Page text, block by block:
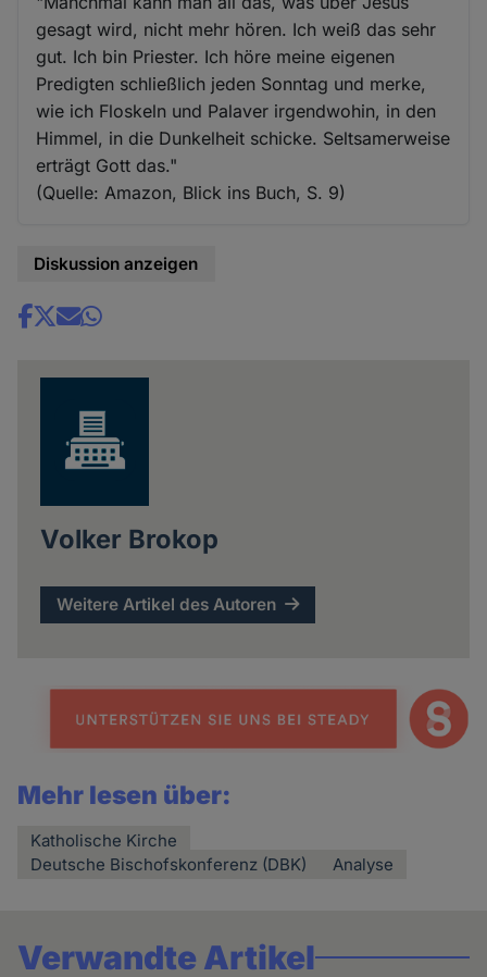
gesagt wird, nicht mehr hören. Ich weiß das sehr
gut. Ich bin Priester. Ich höre meine eigenen
Predigten schließlich jeden Sonntag und merke,
wie ich Floskeln und Palaver irgendwohin, in den
Himmel, in die Dunkelheit schicke. Seltsamerweise
erträgt Gott das."
(Quelle: Amazon, Blick ins Buch, S. 9)
Diskussion anzeigen
Share
Volker Brokop
Weitere Artikel des Autoren
Mehr lesen über:
Katholische Kirche
Deutsche Bischofskonferenz (DBK)
Analyse
Verwandte Artikel